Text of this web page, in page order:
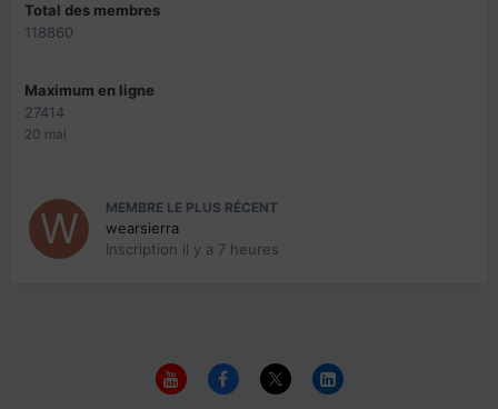
Total des membres
118860
Maximum en ligne
27414
20 mai
MEMBRE LE PLUS RÉCENT
wearsierra
Inscription il y a 7 heures